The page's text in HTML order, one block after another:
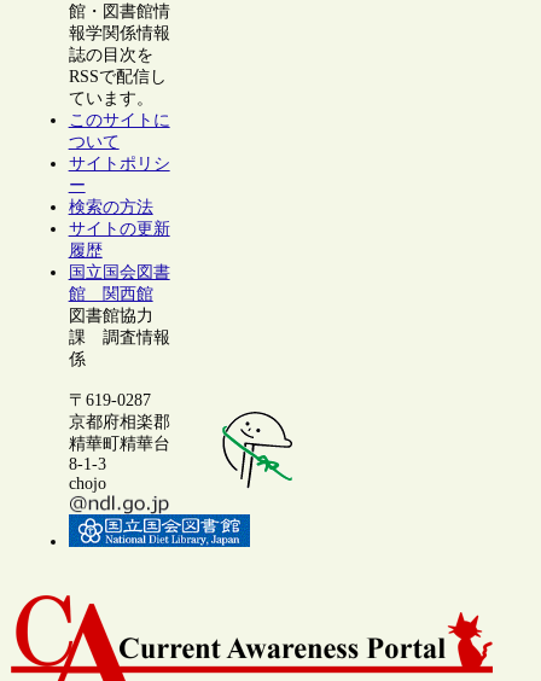
館・図書館情
報学関係情報
誌の目次を
RSSで配信し
ています。
このサイトに
ついて
サイトポリシ
ー
検索の方法
サイトの更新
履歴
国立国会図書
館 関西館
図書館協力
課 調査情報
係
〒619-0287
京都府相楽郡
精華町精華台
8-1-3
chojo